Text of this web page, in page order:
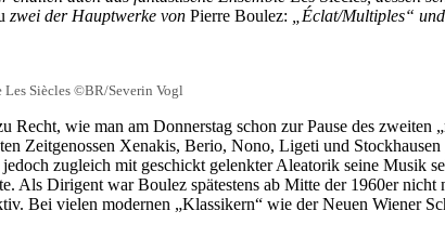
zwei der Hauptwerke von Pierre Boulez:
„Éclat/Multiples“
Les Siècles ©BR/Severin Vogl
wie man am Donnerstag schon zur Pause des zweiten
Zeitgenossen Xenakis, Berio, Nono, Ligeti und
zugleich mit geschickt gelenkter Aleatorik seine Musik
Als Dirigent war Boulez spätestens ab Mitte der 1960er nicht
Bei vielen modernen „Klassikern“ wie der Neuen Wiener